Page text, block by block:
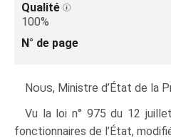
Qualité
100%
N° de page
Nous, Ministre d’État de la
Vu la loi n° 975 du 12
fonctionnaires de l’État,